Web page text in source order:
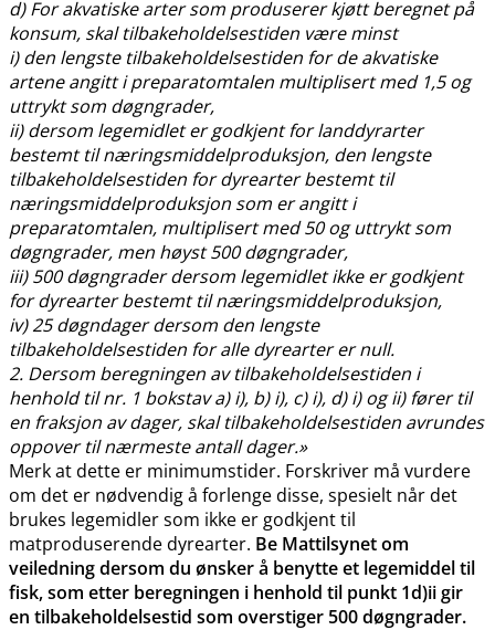
d) For akvatiske arter som produserer kjøtt beregnet på
konsum, skal tilbakeholdelsestiden være minst
i) den lengste tilbakeholdelsestiden for de akvatiske
artene angitt i preparatomtalen multiplisert med 1,5 og
uttrykt som døgngrader,
ii) dersom legemidlet er godkjent for landdyrarter
bestemt til næringsmiddelproduksjon, den lengste
tilbakeholdelsestiden for dyrearter bestemt til
næringsmiddelproduksjon som er angitt i
preparatomtalen, multiplisert med 50 og uttrykt som
døgngrader, men høyst 500 døgngrader,
iii) 500 døgngrader dersom legemidlet ikke er godkjent
for dyrearter bestemt til næringsmiddelproduksjon,
iv) 25 døgndager dersom den lengste
tilbakeholdelsestiden for alle dyrearter er null.
2. Dersom beregningen av tilbakeholdelsestiden i
henhold til nr. 1 bokstav a) i), b) i), c) i), d) i) og ii) fører til
en fraksjon av dager, skal tilbakeholdelsestiden avrundes
oppover til nærmeste antall dager.»
Merk at dette er minimumstider. Forskriver må vurdere
om det er nødvendig å forlenge disse, spesielt når det
brukes legemidler som ikke er godkjent til
matproduserende dyrearter. Be Mattilsynet om
veiledning dersom du ønsker å benytte et legemiddel til
fisk, som etter beregningen i henhold til punkt 1d)ii gir
en tilbakeholdelsestid som overstiger 500 døgngrader.